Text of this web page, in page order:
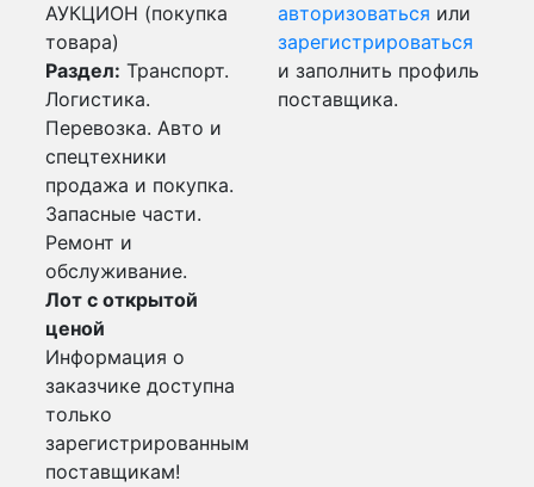
АУКЦИОН (покупка
товара)
Раздел: Транспорт.
Логистика.
Перевозка. Авто и
спецтехники
продажа и покупка.
Запасные части.
Ремонт и
обслуживание.
Лот с открытой
ценой
Информация о
заказчике доступна
только
зарегистрированным
поставщикам!
авторизоваться или
зарегистрироваться
и заполнить профиль
поставщика.